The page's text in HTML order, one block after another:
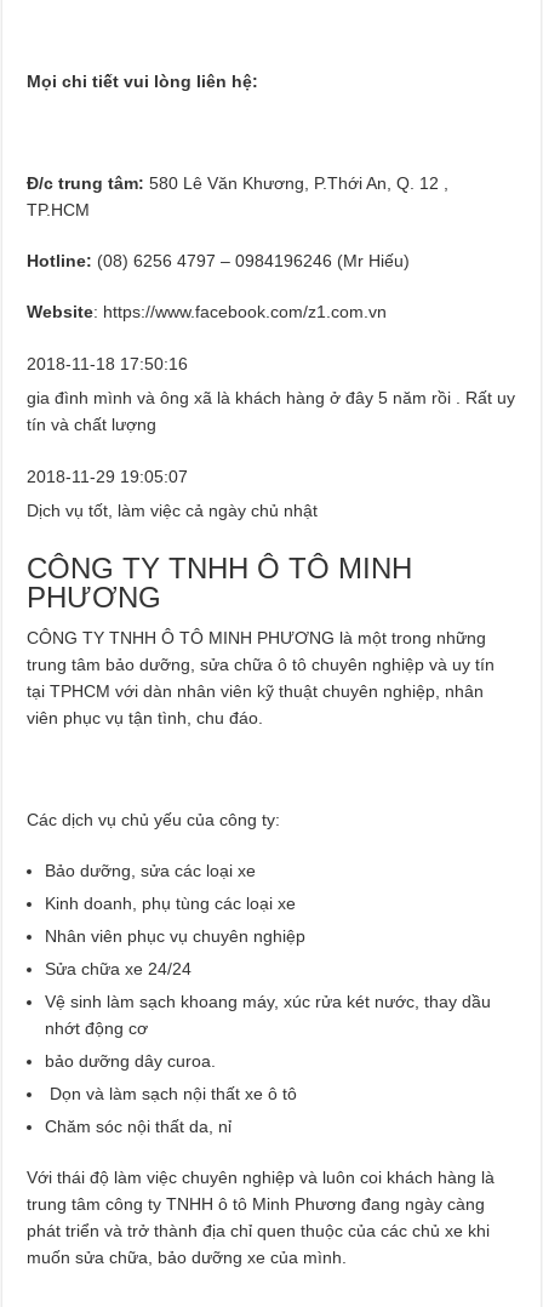
Mọi chi tiết vui lòng liên hệ:
Đ/c trung tâm:580 Lê Văn Khương, P.Thới An, Q. 12 ,
TP.HCM
Hotline: (08) 6256 4797 – 0984196246 (Mr Hiếu)
Website: https://www.facebook.com/z1.com.vn
2018-11-18 17:50:16
gia đình mình và ông xã là khách hàng ở đây 5 năm rồi . Rất uy
tín và chất lượng
2018-11-29 19:05:07
Dịch vụ tốt, làm việc cả ngày chủ nhật
CÔNG TY TNHH Ô TÔ MINH
PHƯƠNG
CÔNG TY TNHH Ô TÔ MINH PHƯƠNG là một trong những
trung tâm bảo dưỡng, sửa chữa ô tô chuyên nghiệp và uy tín
tại TPHCM với dàn nhân viên kỹ thuật chuyên nghiệp, nhân
viên phục vụ tận tình, chu đáo.
Các dịch vụ chủ yếu của công ty:
Bảo dưỡng, sửa các loại xe
Kinh doanh, phụ tùng các loại xe
Nhân viên phục vụ chuyên nghiệp
Sửa chữa xe 24/24
Vệ sinh làm sạch khoang máy, xúc rửa két nước, thay dầu
nhớt động cơ
bảo dưỡng dây curoa.
Dọn và làm sạch nội thất xe ô tô
Chăm sóc nội thất da, nỉ
Với thái độ làm việc chuyên nghiệp và luôn coi khách hàng là
trung tâm công ty TNHH ô tô Minh Phương đang ngày càng
phát triển và trở thành địa chỉ quen thuộc của các chủ xe khi
muốn sửa chữa, bảo dưỡng xe của mình.